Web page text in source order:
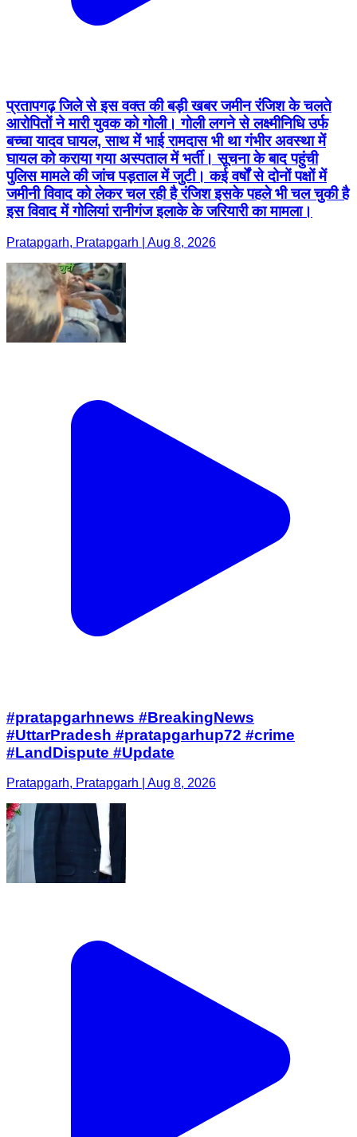
प्रतापगढ़ जिले से इस वक्त की बड़ी खबर जमीन रंजिश के चलते
आरोपितों ने मारी युवक को गोली। गोली लगने से लक्ष्मीनिधि उर्फ
बच्चा यादव घायल, साथ में भाई रामदास भी था गंभीर अवस्था में
घायल को कराया गया अस्पताल में भर्ती। सूचना के बाद पहुंची
पुलिस मामले की जांच पड़ताल में जुटी। कई वर्षों से दोनों पक्षों में
जमीनी विवाद को लेकर चल रही है रंजिश इसके पहले भी चल चुकी है
इस विवाद में गोलियां रानीगंज इलाके के जरियारी का मामला।
Pratapgarh, Pratapgarh | Aug 8, 2026
#pratapgarhnews #BreakingNews
#UttarPradesh #pratapgarhup72 #crime
#LandDispute #Update
Pratapgarh, Pratapgarh | Aug 8, 2026